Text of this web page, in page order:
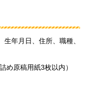
生年月日、住所、職種、
め原稿用紙3枚以内）